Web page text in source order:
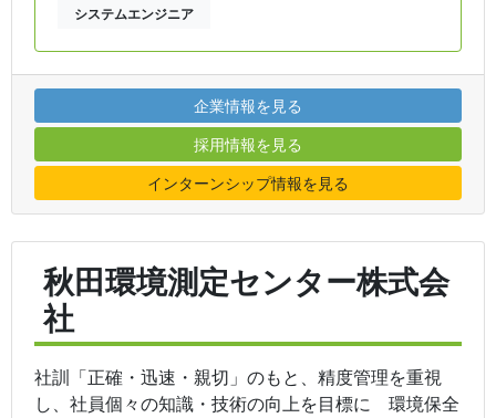
システムエンジニア
企業情報を見る
採用情報を見る
インターンシップ情報を見る
秋田環境測定センター株式会
社
社訓「正確・迅速・親切」のもと、精度管理を重視
し、社員個々の知識・技術の向上を目標に 環境保全